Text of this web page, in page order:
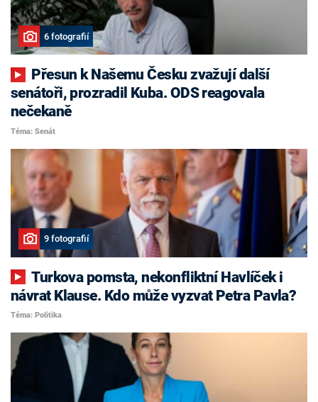
6 fotografií
senátoři, prozradil Kuba. ODS reagovala
nečekaně
Téma: Senát
9 fotografií
Turkova pomsta, nekonfliktní Havlíček i
návrat Klause. Kdo může vyzvat Petra Pavla?
Téma: Politika